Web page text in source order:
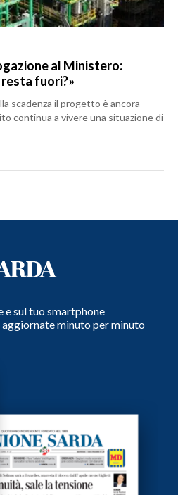
al Ministero:
fuori?»
scadenza il progetto è ancora
continua a vivere una situazione di
e sul tuo smartphone
minuto per minuto